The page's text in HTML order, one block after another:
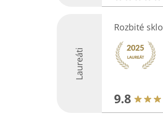
Laureáti
Rozbité sklo
9.8